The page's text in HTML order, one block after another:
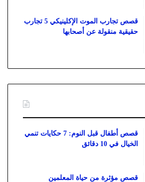
قصص تجارب الموت الإكلينيكي 5 تجارب
حقيقية منقولة عن أصحابها
قصص أطفال قبل النوم: 7 حكايات تنمي
الخيال في 10 دقائق
قصص مؤثرة من حياة المعلمين